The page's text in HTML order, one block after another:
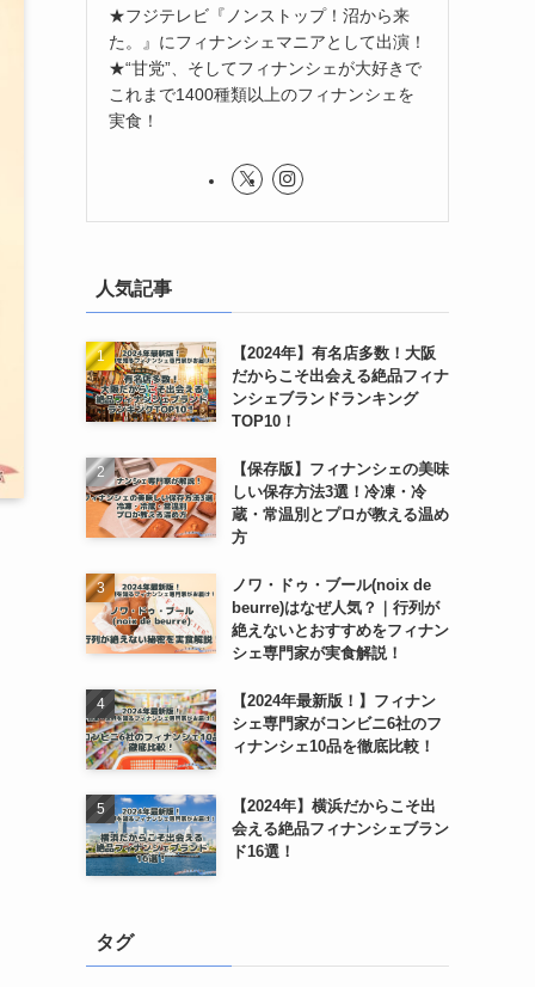
★フジテレビ『ノンストップ！沼から来
た。』にフィナンシェマニアとして出演！
★“甘党”、そしてフィナンシェが大好きで
これまで1400種類以上のフィナンシェを
実食！
人気記事
【2024年】有名店多数！大阪
だからこそ出会える絶品フィナ
ンシェブランドランキング
TOP10！
【保存版】フィナンシェの美味
しい保存方法3選！冷凍・冷
蔵・常温別とプロが教える温め
方
ノワ・ドゥ・ブール(noix de
beurre)はなぜ人気？｜行列が
絶えないとおすすめをフィナン
シェ専門家が実食解説！
【2024年最新版！】フィナン
シェ専門家がコンビニ6社のフ
ィナンシェ10品を徹底比較！
【2024年】横浜だからこそ出
会える絶品フィナンシェブラン
ド16選！
タグ